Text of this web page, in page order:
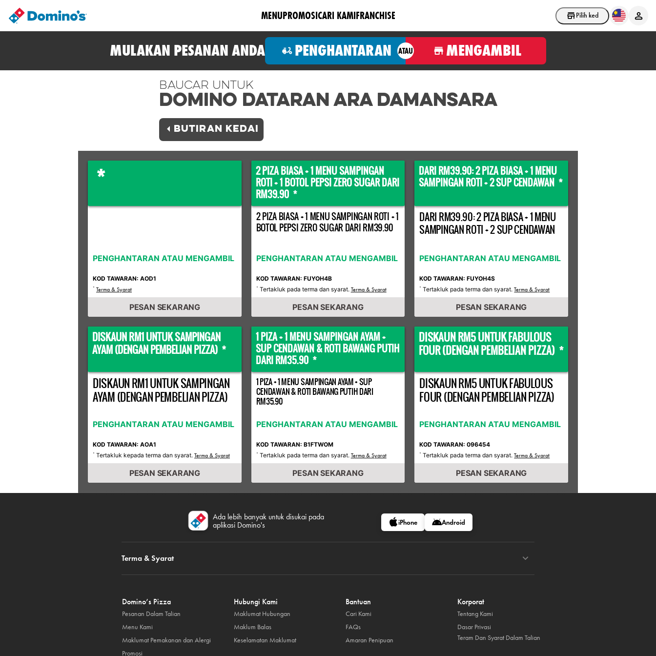
Pilih kedai
MENUPROMOSICARI KAMIFRANCHISE
MULAKAN PESANAN ANDA PENGHANTARAN ATAU MENGAMBIL
Baucar Untuk
Domino DATARAN ARA DAMANSARA
BUTIRAN KEDAI
*
PENGHANTARAN ATAU MENGAMBIL
KOD TAWARAN: AOD1
* Terma & Syarat
PESAN SEKARANG
2 PIZA BIASA + 1 MENU SAMPINGAN
ROTI + 1 BOTOL PEPSI ZERO SUGAR DARI
RM39.90 *
2 PIZA BIASA + 1 MENU SAMPINGAN ROTI + 1
BOTOL PEPSI ZERO SUGAR DARI RM39.90
PENGHANTARAN ATAU MENGAMBIL
KOD TAWARAN: FUYOH4B
* Tertakluk pada terma dan syarat. Terma & Syarat
PESAN SEKARANG
DARI RM39.90: 2 PIZA BIASA + 1 MENU
SAMPINGAN ROTI + 2 SUP CENDAWAN *
DARI RM39.90: 2 PIZA BIASA + 1 MENU
SAMPINGAN ROTI + 2 SUP CENDAWAN
PENGHANTARAN ATAU MENGAMBIL
KOD TAWARAN: FUYOH4S
* Tertakluk pada terma dan syarat.Terma & Syarat
PESAN SEKARANG
DISKAUN RM1 UNTUK SAMPINGAN
AYAM (DENGAN PEMBELIAN PIZZA) *
DISKAUN RM1 UNTUK SAMPINGAN
AYAM (DENGAN PEMBELIAN PIZZA)
PENGHANTARAN ATAU MENGAMBIL
KOD TAWARAN: AOA1
* Tertakluk kepada terma dan syarat. Terma & Syarat
PESAN SEKARANG
1 PIZA + 1 MENU SAMPINGAN AYAM +
SUP CENDAWAN & ROTI BAWANG PUTIH
DARI RM35.90 *
1 PIZA + 1 MENU SAMPINGAN AYAM + SUP
CENDAWAN & ROTI BAWANG PUTIH DARI
RM35.90
PENGHANTARAN ATAU MENGAMBIL
KOD TAWARAN: B1FTWOM
* Tertakluk pada terma dan syarat. Terma & Syarat
PESAN SEKARANG
DISKAUN RM5 UNTUK FABULOUS
FOUR (DENGAN PEMBELIAN PIZZA) *
DISKAUN RM5 UNTUK FABULOUS
FOUR (DENGAN PEMBELIAN PIZZA)
PENGHANTARAN ATAU MENGAMBIL
KOD TAWARAN: 096454
* Tertakluk pada terma dan syarat.Terma & Syarat
PESAN SEKARANG
Ada lebih banyak untuk disukai pada
aplikasi Domino's
iPhone Android
Terma & Syarat
Domino’s Pizza
Pesanan Dalam Talian
Menu Kami
Maklumat Pemakanan dan Alergi
Promosi
Hubungi Kami
Maklumat Hubungan
Maklum Balas
Keselamatan Maklumat
Bantuan
Cari Kami
FAQs
Amaran Penipuan
Korporat
Tentang Kami
Dasar Privasi
Teram Dan Syarat Dalam Talian